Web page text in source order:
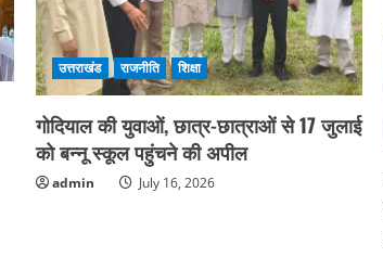
उत्तराखंड राजनीति शिक्षा
गोदियाल की युवाओं, छात्र-छात्राओं से 17 जुलाई
को बन्नू स्कूल पहुंचने की अपील
admin July 16, 2026